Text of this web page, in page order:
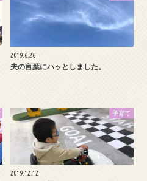
2019.6.26
夫の言葉にハッとしました。
子育て
2019.12.12